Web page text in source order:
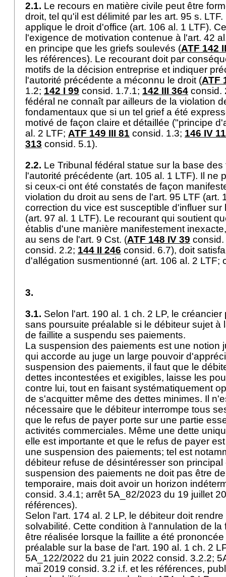
2.1. Le recours en matière civile peut être
droit, tel qu'il est délimité par les art. 95 s.
applique le droit d'office (art. 106 al. 1 LTF).
l'exigence de motivation contenue à l'art. 42
en principe que les griefs soulevés (ATF 142
les références). Le recourant doit par
motifs de la décision entreprise et indiquer
l'autorité précédente a méconnu le droit (ATF
1.2; 142 I 99 consid. 1.7.1; 142 III 364 consid.
fédéral ne connaît par ailleurs de la violation
fondamentaux que si un tel grief a été
motivé de façon claire et détaillée ("principe
al. 2 LTF; ATF 149 III 81 consid. 1.3; 146 IV
313 consid. 5.1).
2.2. Le Tribunal fédéral statue sur la base
l'autorité précédente (art. 105 al. 1 LTF). Il ne
si ceux-ci ont été constatés de façon
violation du droit au sens de l'art. 95 LTF (art.
correction du vice est susceptible d'influer sur
(art. 97 al. 1 LTF). Le recourant qui soutient
établis d'une manière manifestement
au sens de l'art. 9 Cst. (ATF 148 IV 39
consid. 2.2; 144 II 246 consid. 6.7), doit
d'allégation susmentionné (art. 106 al. 2 LTF;
3.
3.1. Selon l'art. 190 al. 1 ch. 2 LP, le créancier
sans poursuite préalable si le débiteur sujet à
de faillite a suspendu ses paiements.
La suspension des paiements est une notion
qui accorde au juge un large pouvoir
suspension des paiements, il faut que le
dettes incontestées et exigibles, laisse les
contre lui, tout en faisant systématiquement
de s'acquitter même des dettes minimes. Il
nécessaire que le débiteur interrompe tous
que le refus de payer porte sur une partie
activités commerciales. Même une dette
elle est importante et que le refus de payer
une suspension des paiements; tel est
débiteur refuse de désintéresser son principal
suspension des paiements ne doit pas être
temporaire, mais doit avoir un horizon
consid. 3.4.1; arrêt 5A_82/2023 du 19 juillet
références).
Selon l'art. 174 al. 2 LP, le débiteur doit
solvabilité. Cette condition à l'annulation de la
être réalisée lorsque la faillite a été
préalable sur la base de l'art. 190 al. 1 ch. 2
5A_122/2022 du 21 juin 2022 consid. 3.2.2;
mai 2019 consid. 3.2 i.f. et les références,